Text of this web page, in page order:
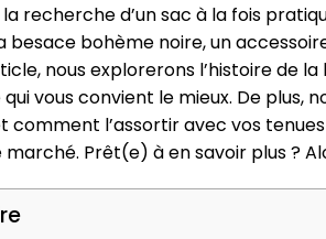
la recherche d’un sac à la fois
besace bohème noire, un
nous explorerons l’histoire de
vous convient le mieux. De
comment l’assortir avec vos
marché. Prêt(e) à en savoir plus ?